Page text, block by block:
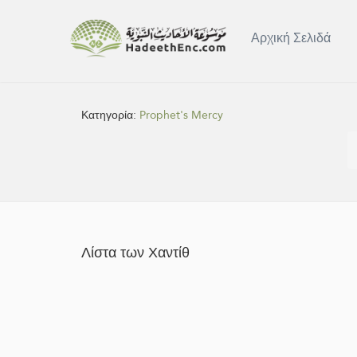
Αρχική Σελιδά
Κατηγορία: Prophet's Mercy
Λίστα των Χαντίθ